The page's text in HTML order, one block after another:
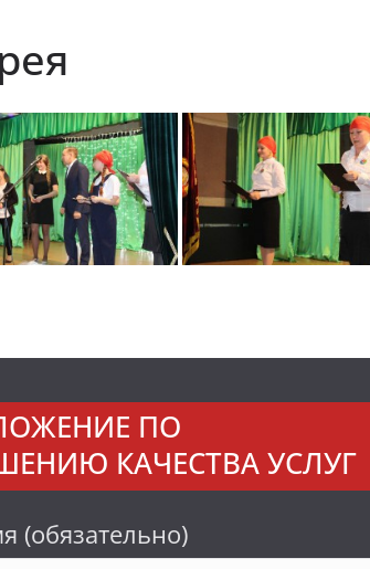
ПО
КАЧЕСТВА УСЛУГ
(обязательно)